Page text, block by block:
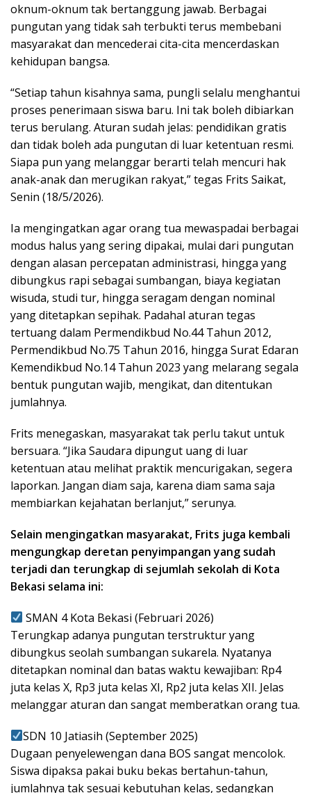
oknum-oknum tak bertanggung jawab. Berbagai
pungutan yang tidak sah terbukti terus membebani
masyarakat dan mencederai cita-cita mencerdaskan
kehidupan bangsa.
“Setiap tahun kisahnya sama, pungli selalu menghantui
proses penerimaan siswa baru. Ini tak boleh dibiarkan
terus berulang. Aturan sudah jelas: pendidikan gratis
dan tidak boleh ada pungutan di luar ketentuan resmi.
Siapa pun yang melanggar berarti telah mencuri hak
anak-anak dan merugikan rakyat,” tegas Frits Saikat,
Senin (18/5/2026).
Ia mengingatkan agar orang tua mewaspadai berbagai
modus halus yang sering dipakai, mulai dari pungutan
dengan alasan percepatan administrasi, hingga yang
dibungkus rapi sebagai sumbangan, biaya kegiatan
wisuda, studi tur, hingga seragam dengan nominal
yang ditetapkan sepihak. Padahal aturan tegas
tertuang dalam Permendikbud No.44 Tahun 2012,
Permendikbud No.75 Tahun 2016, hingga Surat Edaran
Kemendikbud No.14 Tahun 2023 yang melarang segala
bentuk pungutan wajib, mengikat, dan ditentukan
jumlahnya.
Frits menegaskan, masyarakat tak perlu takut untuk
bersuara. “Jika Saudara dipungut uang di luar
ketentuan atau melihat praktik mencurigakan, segera
laporkan. Jangan diam saja, karena diam sama saja
membiarkan kejahatan berlanjut,” serunya.
Selain mengingatkan masyarakat, Frits juga kembali
mengungkap deretan penyimpangan yang sudah
terjadi dan terungkap di sejumlah sekolah di Kota
Bekasi selama ini:
SMAN 4 Kota Bekasi (Februari 2026)
Terungkap adanya pungutan terstruktur yang
dibungkus seolah sumbangan sukarela. Nyatanya
ditetapkan nominal dan batas waktu kewajiban: Rp4
juta kelas X, Rp3 juta kelas XI, Rp2 juta kelas XII. Jelas
melanggar aturan dan sangat memberatkan orang tua.
SDN 10 Jatiasih (September 2025)
Dugaan penyelewengan dana BOS sangat mencolok.
Siswa dipaksa pakai buku bekas bertahun-tahun,
jumlahnya tak sesuai kebutuhan kelas, sedangkan